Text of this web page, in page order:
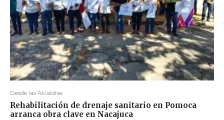
Desde las Alcaldías
Rehabilitación de drenaje sanitario en Pomoca
arranca obra clave en Nacajuca